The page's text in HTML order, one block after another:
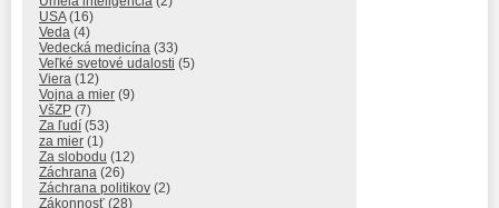
USA(16)
Veda (4)
Vedecká medicína (33)
Veľké svetové udalosti (5)
Viera (12)
Vojna a mier (9)
VšZP (7)
Za ľudí (53)
za mier (1)
Za slobodu (12)
Záchrana (26)
Záchrana politikov (2)
Zákonnosť (28)